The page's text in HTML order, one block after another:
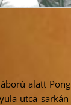
alatt
utca